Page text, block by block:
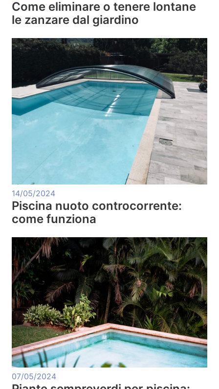
Come eliminare o tenere lontane
le zanzare dal giardino
14/05/2024
Piscina nuoto controcorrente:
come funziona
07/05/2024